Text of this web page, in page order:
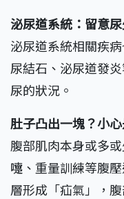
泌尿道系統：留意
泌尿道系統相關疾
尿結石、泌尿道發
尿的狀況。
肚子凸出一塊？小心
腹部肌肉本身或多
嚏、重量訓練等腹
層形成「疝氣」，